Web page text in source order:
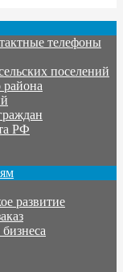
телефоны
поселений
РФ
развитие